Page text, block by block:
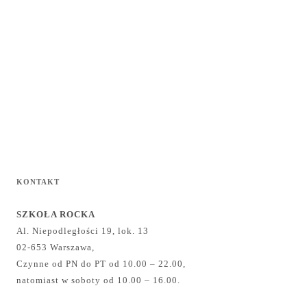
KONTAKT
SZKOŁA ROCKA
Al. Niepodległości 19, lok. 13
02-653 Warszawa,
Czynne od PN do PT od 10.00 – 22.00,
natomiast w soboty od 10.00 – 16.00.